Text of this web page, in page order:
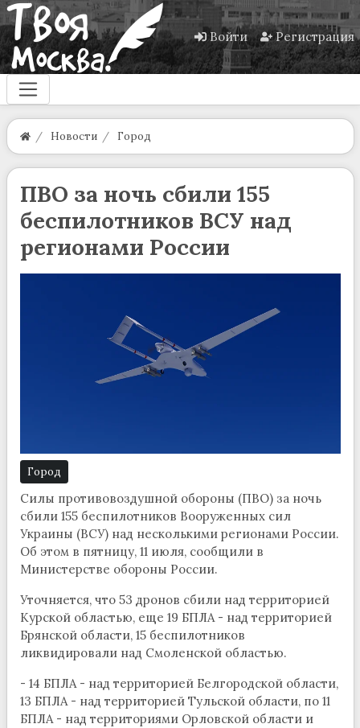
Войти Регистрация
Новости Город
ПВО за ночь сбили 155
беспилотников ВСУ над
регионами России
Город
Силы противовоздушной обороны (ПВО) за ночь
сбили 155 беспилотников Вооруженных сил
Украины (ВСУ) над несколькими регионами России.
Об этом в пятницу, 11 июля, сообщили в
Министерстве обороны России.
Уточняется, что 53 дронов сбили над территорией
Курской областью, еще 19 БПЛА - над территорией
Брянской области, 15 беспилотников
ликвидировали над Смоленской областью.
- 14 БПЛА - над территорией Белгородской области,
13 БПЛА - над территорией Тульской области, по 11
БПЛА - над территориями Орловской области и